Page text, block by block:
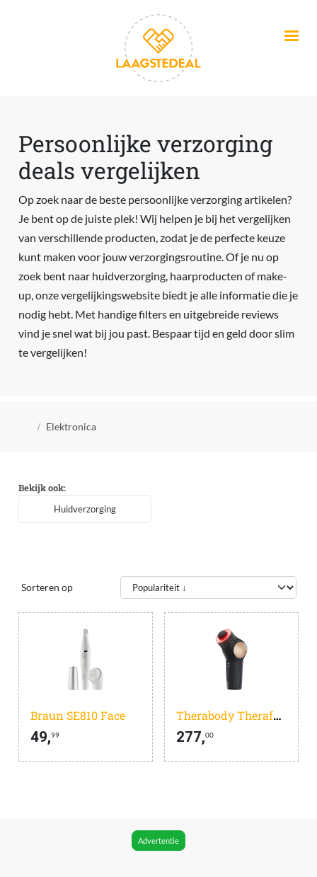
Persoonlijke verzorging
deals vergelijken
Op zoek naar de beste persoonlijke verzorging artikelen?
Je bent op de juiste plek! Wij helpen je bij het vergelijken
van verschillende producten, zodat je de perfecte keuze
kunt maken voor jouw verzorgingsroutine. Of je nu op
zoek bent naar huidverzorging, haarproducten of make-
up, onze vergelijkingswebsite biedt je alle informatie die je
nodig hebt. Met handige filters en uitgebreide reviews
vind je snel wat bij jou past. Bespaar tijd en geld door slim
te vergelijken!
Kruimelpad
Elektronica
Bekijk ook:
Huidverzorging
Sorteren op
Braun SE810 Face
49,99
Therabody Theraface Pro All In One Black
277,00
Advertentie